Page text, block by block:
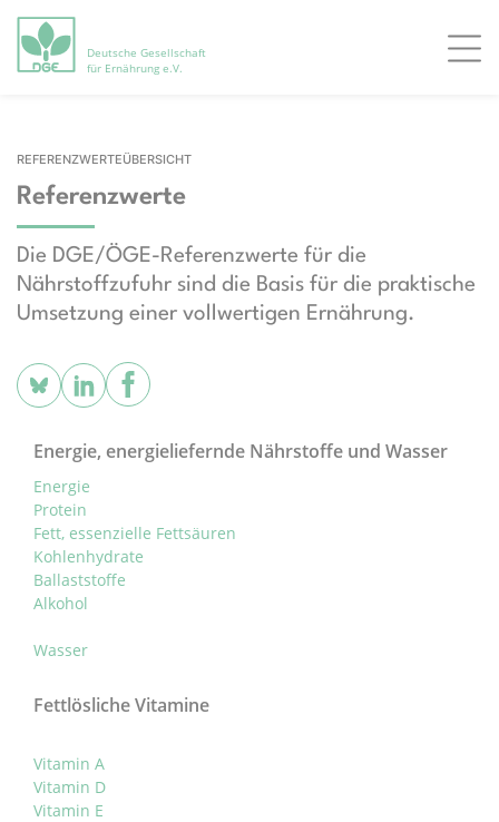
Deutsche Gesellschaft
für Ernährung e.V.
REFERENZWERTEÜBERSICHT
Referenzwerte
Die DGE/ÖGE-Referenzwerte für die
Nährstoffzufuhr sind die Basis für die praktische
Umsetzung einer vollwertigen Ernährung.
Energie, energieliefernde Nährstoffe und Wasser
Energie
Protein
Fett, essenzielle Fettsäuren
Kohlenhydrate
Ballaststoffe
Alkohol
Wasser
Fettlösliche Vitamine
Vitamin A
Vitamin D
Vitamin E